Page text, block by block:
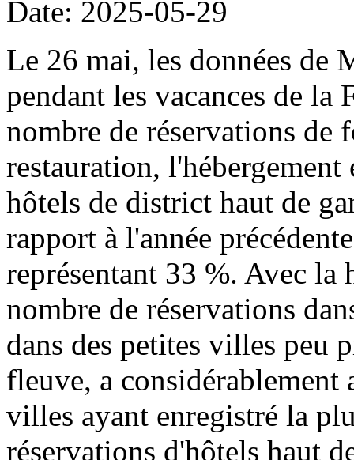
Date: 2025-05-29
Le 26 mai, les données de
pendant les vacances de la
nombre de réservations
restauration, l'hébergement
hôtels de district haut de
rapport à l'année
représentant 33 %. Avec la
nombre de réservations
dans des petites villes peu
fleuve, a considérablement
villes ayant enregistré la
réservations d'hôtels haut